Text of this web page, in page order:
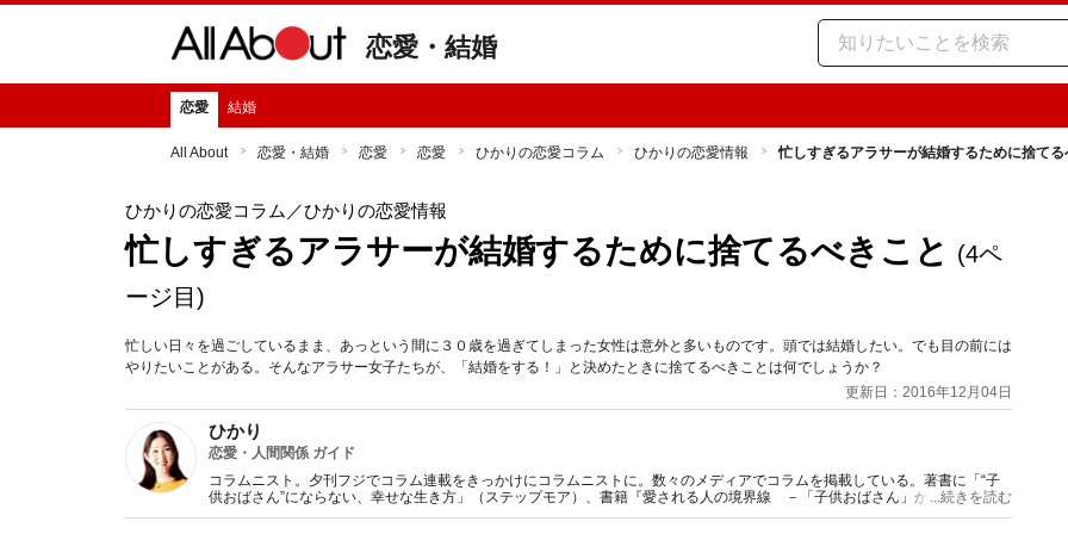
恋愛・結婚
恋愛 結婚
All About 恋愛・結婚 恋愛 恋愛 ひかりの恋愛コラム ひかりの恋愛情報 忙しすぎるアラサーが結婚するために捨てる
ひかりの恋愛コラム ／ひかりの恋愛情報
忙しすぎるアラサーが結婚するために捨てるべきこと (4ペ
ージ目)
忙しい日々を過ごしているまま、あっという間に３０歳を過ぎてしまった女性は意外と多いものです。頭では結婚したい。でも目の前には
やりたいことがある。そんなアラサー女子たちが、「結婚をする！」と決めたときに捨てるべきことは何でしょうか？
更新日：2016年12月04日
ひかり
恋愛・人間関係 ガイド
コラムニスト。夕刊フジでコラム連載をきっかけにコラムニストに。数々のメディアでコラムを掲載している。著書に「“子
供おばさん”にならない、幸せな生き方」（ステップモア）、書籍『愛される人の境界線 －「子供おばさん」から「大人女
子」に変わる方法』（KADOKAWA/中経出版)など。
...続きを読む